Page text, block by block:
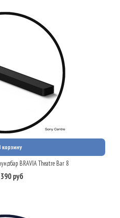
корзину
BRAVIA Theatre Bar 8
руб